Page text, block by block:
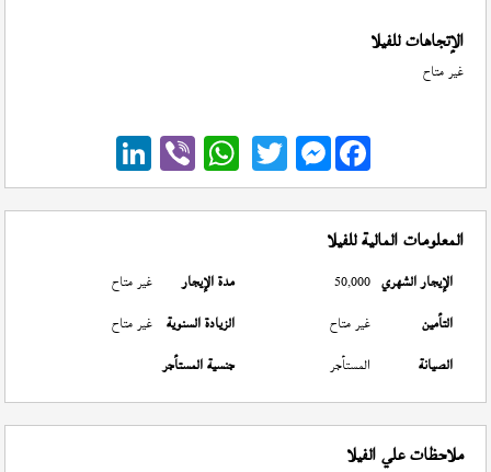
الإتجاهات للفيلا
غير متاح
Messenger
المعلومات المالية للفيلا
الإيجار الشهري 50,000 مدة الإيجار
غير متاح
التأمين
غير متاح الزيادة السنوية غير متاح
الصيانة
المستأجر جنسية المستأجر
ملاحظات علي الفيلا